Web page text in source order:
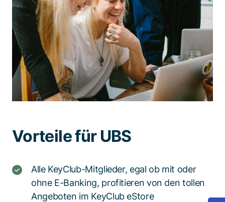
Vorteile für UBS
Alle KeyClub-Mitglieder, egal ob mit oder
ohne E-Banking, profitieren von den tollen
Angeboten im KeyClub eStore